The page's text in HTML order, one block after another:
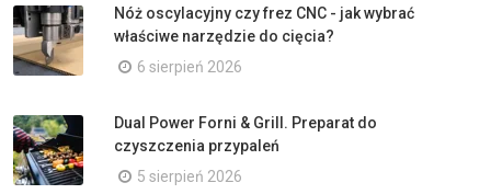
Nóż oscylacyjny czy frez CNC - jak wybrać
właściwe narzędzie do cięcia?
6 sierpień 2026
Dual Power Forni & Grill. Preparat do
czyszczenia przypaleń
5 sierpień 2026